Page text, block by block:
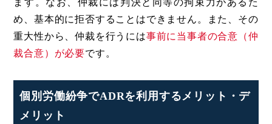
ます。なお、仲裁には判決と同等の拘束力があるた
め、基本的に拒否することはできません。また、その
重大性から、仲裁を行うには事前に当事者の合意（仲
裁合意）が必要です。
個別労働紛争でADRを利用するメリット・デ
メリット